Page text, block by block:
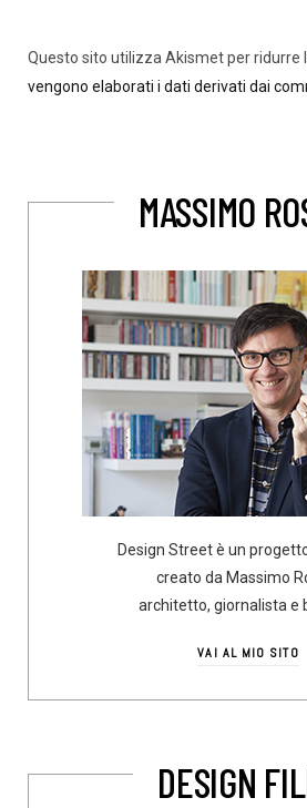
Questo sito utilizza Akismet per ridurre
vengono elaborati i dati derivati dai
MASSIMO
Design Street è un
creato da Massimo
architetto, giornalista e
VAI AL MIO SITO
DESIGN